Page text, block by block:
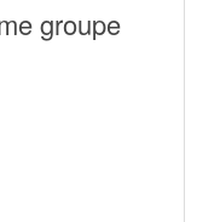
groupe